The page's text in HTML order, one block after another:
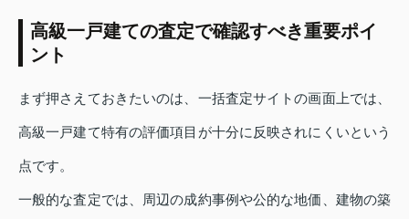
高級一戸建ての査定で確認すべき重要ポイ
ント
まず押さえておきたいのは、一括査定サイトの画面上では、
高級一戸建て特有の評価項目が十分に反映されにくいという
点です。
一般的な査定では、周辺の成約事例や公的な地価、建物の築